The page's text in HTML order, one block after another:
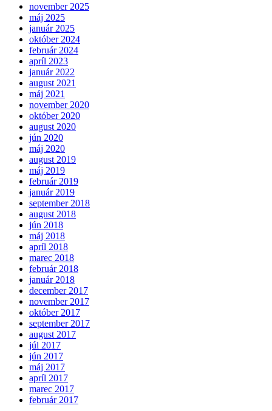
november 2025
máj 2025
január 2025
október 2024
február 2024
apríl 2023
január 2022
august 2021
máj 2021
november 2020
október 2020
august 2020
jún 2020
máj 2020
august 2019
máj 2019
február 2019
január 2019
september 2018
august 2018
jún 2018
máj 2018
apríl 2018
marec 2018
február 2018
január 2018
december 2017
november 2017
október 2017
september 2017
august 2017
júl 2017
jún 2017
máj 2017
apríl 2017
marec 2017
február 2017